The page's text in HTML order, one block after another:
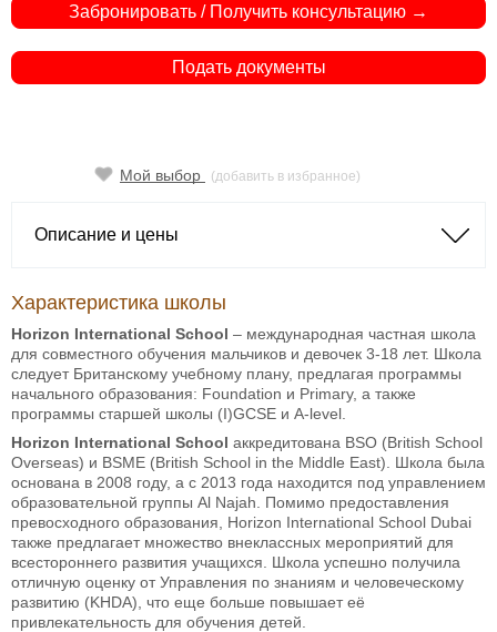
Забронировать / Получить консультацию →
Подать документы
Мой выбор (добавить в избранное)
Описание и цены
Характеристика школы
Horizon International School – международная частная школа
для совместного обучения мальчиков и девочек 3-18 лет. Школа
следует Британскому учебному плану, предлагая программы
начального образования: Foundation и Primary, а также
программы старшей школы (I)GCSE и A-level.
Horizon International School аккредитована BSO (British School
Overseas) и BSME (British School in the Middle East). Школа была
основана в 2008 году, а с 2013 года находится под управлением
образовательной группы Al Najah. Помимо предоставления
превосходного образования, Horizon International School Dubai
также предлагает множество внеклассных мероприятий для
всестороннего развития учащихся. Школа успешно получила
отличную оценку от Управления по знаниям и человеческому
развитию (KHDA), что еще больше повышает её
привлекательность для обучения детей.